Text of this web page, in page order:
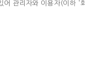
관리자와 이용자(이하 '